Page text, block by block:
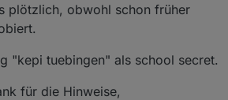
plötzlich, obwohl schon früher
"kepi tuebingen" als school secret.
für die Hinweise,